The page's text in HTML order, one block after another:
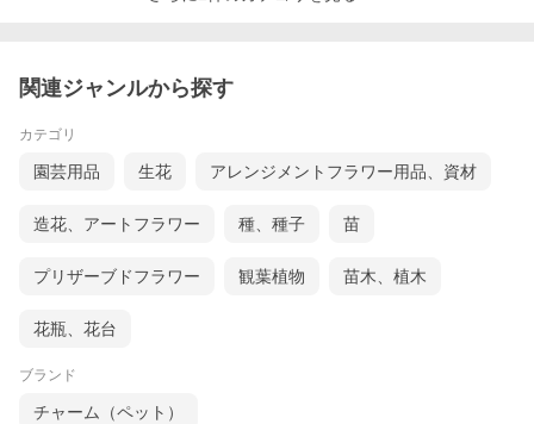
関連ジャンルから探す
カテゴリ
園芸用品 生花 アレンジメントフラワー用品、資材
造花、アートフラワー 種、種子 苗
プリザーブドフラワー 観葉植物 苗木、植木
花瓶、花台
ブランド
チャーム（ペット）